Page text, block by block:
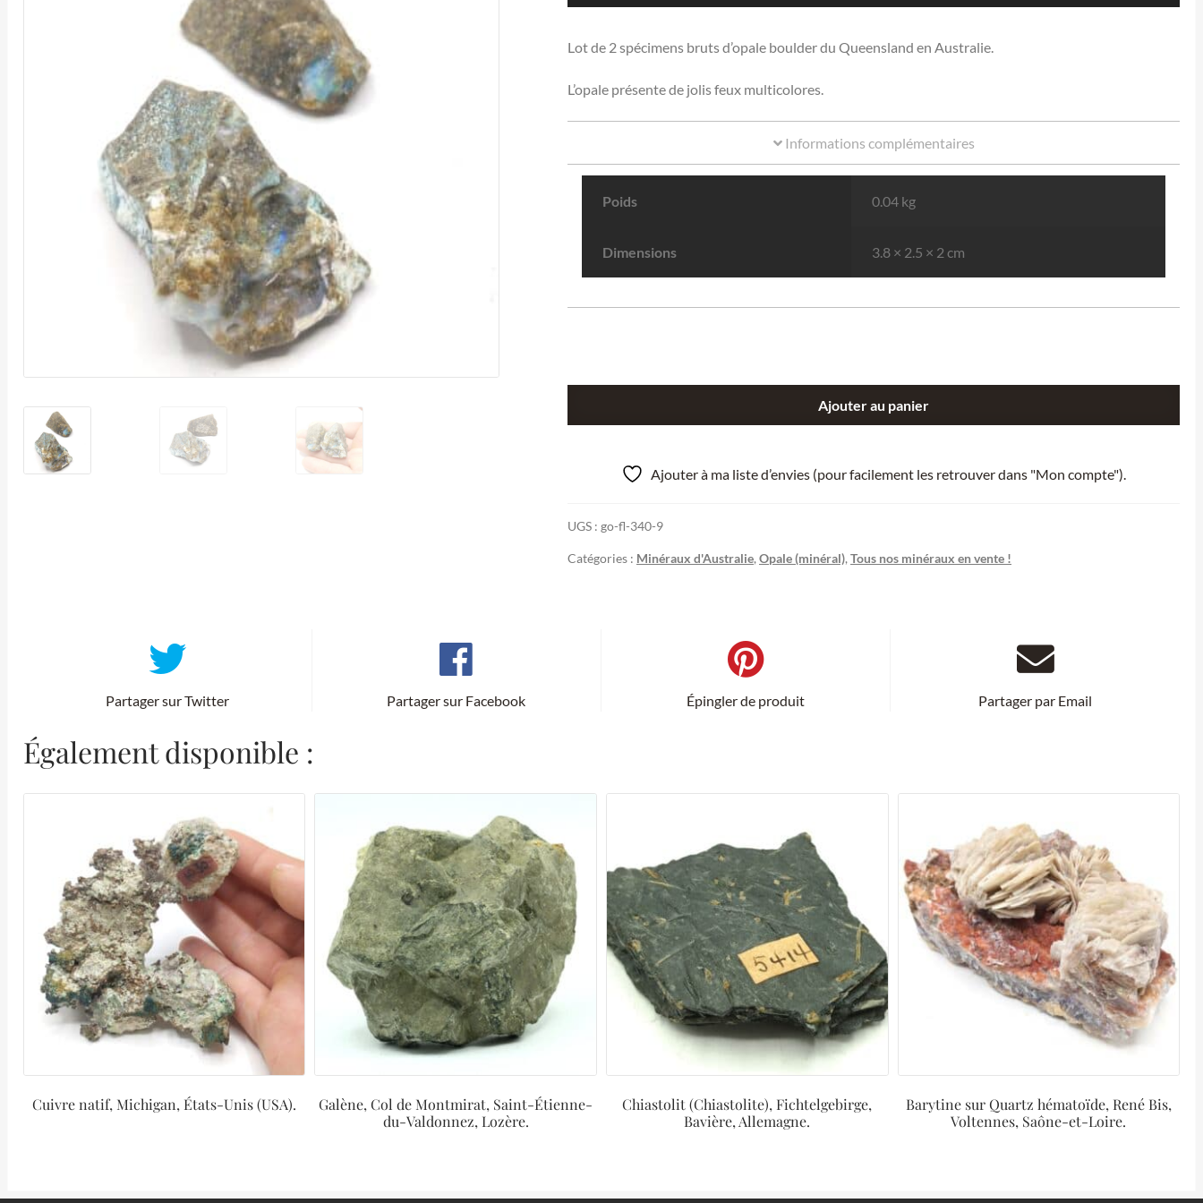
Lot de 2 spécimens bruts d’opale boulder du Queensland en Australie.
L’opale présente de jolis feux multicolores.
Informations complémentaires
Poids 0.04 kg
Dimensions 3.8 × 2.5 × 2 cm
Queensland,
Ajouter au panier
Ajouter à ma liste d’envies (pour facilement les retrouver dans "Mon compte").
UGS : go-fl-340-9
Catégories : Minéraux d'Australie, Opale (minéral), Tous nos minéraux en vente !
Partager sur Twitter Partager sur Facebook Épingler de produit Partager par Email
Également disponible :
Cuivre natif, Michigan, États-Unis (USA).
Galène, Col de Montmirat, Saint-Étienne-
du-Valdonnez, Lozère.
Chiastolit (Chiastolite), Fichtelgebirge,
Bavière, Allemagne.
Barytine sur Quartz hématoïde, René Bis,
Voltennes, Saône-et-Loire.